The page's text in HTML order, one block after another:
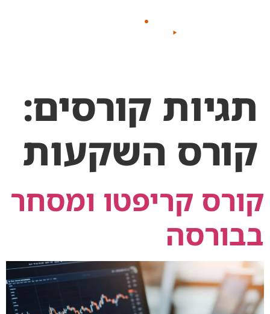
תגיות קורסים:
קורס השקעות
קורס קריפטו ומסחר
בבורסה